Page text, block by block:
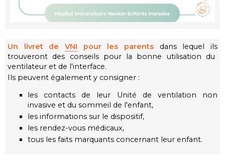
Un livret de VNI pour les parents dans lequel ils
trouveront des conseils pour la bonne utilisation du
ventilateur et de l'interface.
Ils peuvent également y consigner :
les contacts de leur Unité de ventilation non
invasive et du sommeil de l'enfant,
les informations sur le dispositif,
les rendez-vous médicaux,
tous les faits marquants concernant leur enfant.